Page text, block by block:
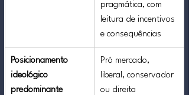
pragmática, com
leitura de incentivos
e consequências
Posicionamento
ideológico
predominante
Pró mercado,
liberal, conservador
ou direita